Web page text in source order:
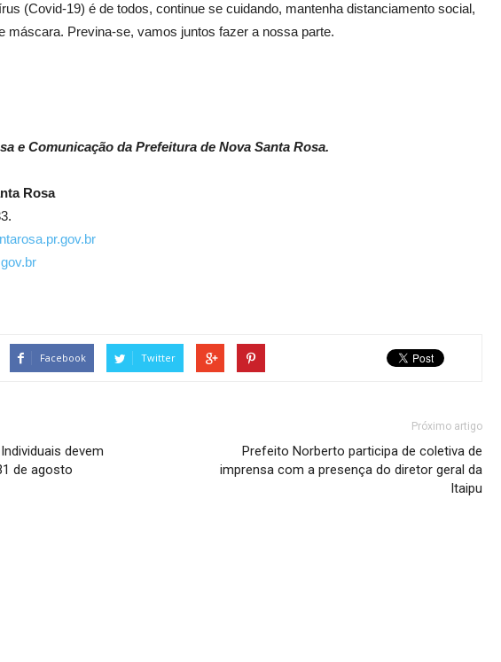
(Covid-19) é de todos, continue se cuidando, mantenha distanciamento social,
máscara. Previna-se, vamos juntos fazer a nossa parte.
e Comunicação da Prefeitura de Nova Santa Rosa.
Rosa
Facebook Twitter
devem
de agosto
Próximo artigo
Prefeito Norberto participa de coletiva de
imprensa com a presença do diretor geral da
Itaipu